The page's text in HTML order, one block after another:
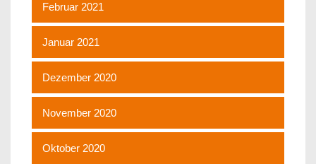
Februar 2021
Januar 2021
Dezember 2020
November 2020
Oktober 2020